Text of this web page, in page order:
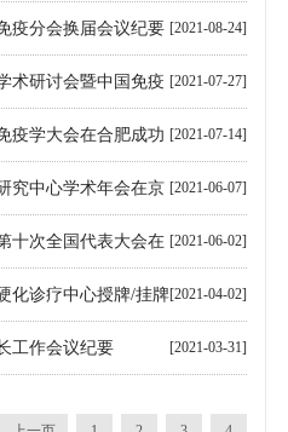
[2021-08-24]
疫分会换届会议纪要
[2021-07-27]
术研讨会暨中国免疫
换届会议纪要 [2021-07-14]
疫学大会在合肥成功
[2021-06-07]
究中心学术年会在京
[2021-06-02]
十次全国代表大会在
[2021-04-02]
化诊疗中心授牌/挂牌
[2021-03-31]
工作会议纪要